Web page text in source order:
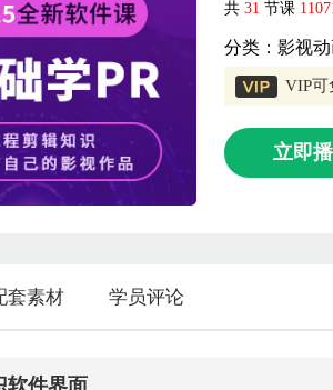
共 31 节课
分类：影视
VIP可
立即
套素材 学员评论
软件界面